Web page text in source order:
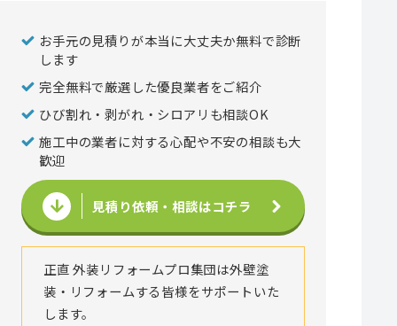
お手元の見積りが本当に大丈夫か無料で診断
します
完全無料で厳選した優良業者をご紹介
ひび割れ・剥がれ・シロアリも相談OK
施工中の業者に対する心配や不安の相談も大
歓迎
見積り依頼・相談はコチラ
正直 外装リフォームプロ集団は外壁塗
装・リフォームする皆様をサポートいた
します。